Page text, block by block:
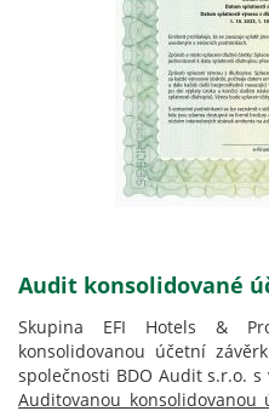
Audit konsolidované
Skupina EFI Hotels &
konsolidovanou účetní
společnosti BDO Audit s.r.o.
Auditovanou